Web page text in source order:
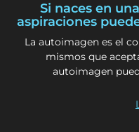
Si naces en
aspiraciones
La autoimagen es el
mismos que
autoimagen